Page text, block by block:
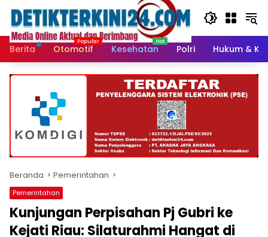
Langsung
konten
Berita
Otomotif Kesehatan Polri Hukum &
Beranda Pemerintahan
Pemerintahan
Kunjungan Perpisahan Pj Gubri ke
Kejati Riau: Silaturahmi Hangat di